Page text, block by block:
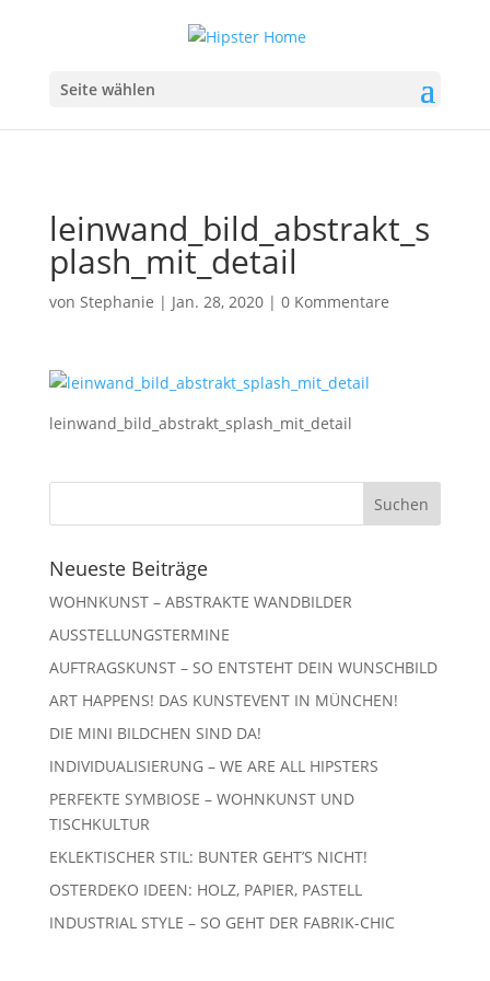
Seite wählen
leinwand_bild_abstrakt_s
plash_mit_detail
von Stephanie | Jan. 28, 2020| 0 Kommentare
leinwand_bild_abstrakt_splash_mit_detail
Neueste Beiträge
WOHNKUNST – ABSTRAKTE WANDBILDER
AUSSTELLUNGSTERMINE
AUFTRAGSKUNST – SO ENTSTEHT DEIN WUNSCHBILD
ART HAPPENS! DAS KUNSTEVENT IN MÜNCHEN!
DIE MINI BILDCHEN SIND DA!
INDIVIDUALISIERUNG – WE ARE ALL HIPSTERS
PERFEKTE SYMBIOSE – WOHNKUNST UND
TISCHKULTUR
EKLEKTISCHER STIL: BUNTER GEHT’S NICHT!
OSTERDEKO IDEEN: HOLZ, PAPIER, PASTELL
INDUSTRIAL STYLE – SO GEHT DER FABRIK-CHIC